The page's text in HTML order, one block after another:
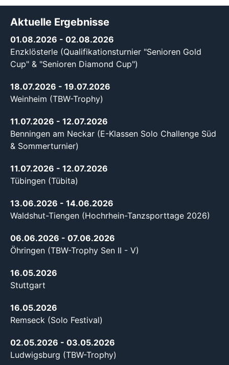
Aktuelle Ergebnisse
01.08.2026 - 02.08.2026
Enzklösterle (Qualifikationsturnier "Senioren Gold
Cup" & "Senioren Diamond Cup")
18.07.2026 - 19.07.2026
Weinheim (TBW-Trophy)
11.07.2026 - 12.07.2026
Benningen am Neckar (E-Klassen Solo Challenge Süd
& Sommerturnier)
11.07.2026 - 12.07.2026
Tübingen (Tübita)
13.06.2026 - 14.06.2026
Waldshut-Tiengen (Hochrhein-Tanzsporttage 2026)
06.06.2026 - 07.06.2026
Öhringen (TBW-Trophy Sen II - V)
16.05.2026
Stuttgart
16.05.2026
Remseck (Solo Festival)
02.05.2026 - 03.05.2026
Ludwigsburg (TBW-Trophy)